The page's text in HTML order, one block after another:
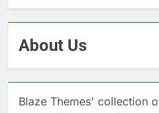
About Us
Blaze Themes' collection